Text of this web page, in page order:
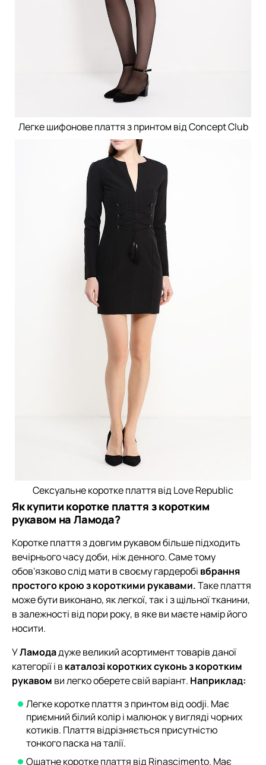
Легке шифонове плаття з принтом від Concept Club
Сексуальне коротке плаття від Love Republic
Як купити коротке плаття з коротким
рукавом на Ламода?
Коротке плаття з довгим рукавом більше підходить
вечірнього часу доби, ніж денного. Саме тому
обов'язково слід мати в своєму гардеробі вбрання
простого крою з короткими рукавами.Таке плаття
може бути виконано, як легкої, так і з щільної тканини,
в залежності від пори року, в яке ви маєте намір його
носити.
УЛамодадуже великий асортимент товарів даної
категорії і в каталозі коротких суконь з коротким
рукавом ви легко оберете свій варіант. Наприклад:
Легке коротке плаття з принтом від oodji. Має
приємний білий колір і малюнок у вигляді чорних
котиків. Плаття відрізняється присутністю
тонкого паска на талії.
Ошатне коротке плаття від Rinascimento. Має